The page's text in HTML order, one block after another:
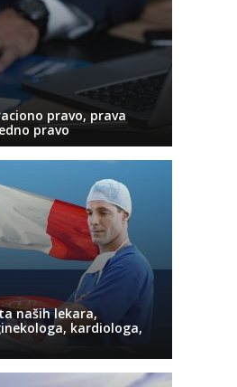
pravo, prava
pravo
naših lekara,
kardiologa,